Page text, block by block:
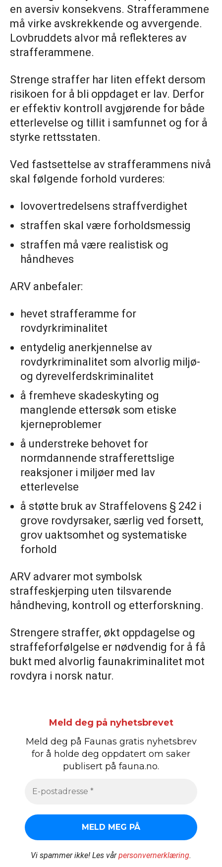
en aversiv konsekvens. Strafferammene
må virke avskrekkende og avvergende.
Lovbruddets alvor må reflekteres av
strafferammene.
Strenge straffer har liten effekt dersom
risikoen for å bli oppdaget er lav. Derfor
er effektiv kontroll avgjørende for både
etterlevelse og tillit i samfunnet og for å
styrke rettsstaten.
Ved fastsettelse av strafferammens nivå
skal følgende forhold vurderes:
lovovertredelsens straffverdighet
straffen skal være forholdsmessig
straffen må være realistisk og
håndheves
ARV anbefaler:
hevet strafferamme for
rovdyrkriminalitet
entydelig anerkjennelse av
rovdyrkriminalitet som alvorlig miljø-
og dyrevelferdskriminalitet
å fremheve skadeskyting og
manglende ettersøk som etiske
kjerneproblemer
å understreke behovet for
normdannende strafferettslige
reaksjoner i miljøer med lav
etterlevelse
å støtte bruk av Straffelovens § 242 i
grove rovdyrsaker, særlig ved forsett,
grov uaktsomhet og systematiske
forhold
ARV advarer mot symbolsk
straffeskjerping uten tilsvarende
håndheving, kontroll og etterforskning.
Strengere straffer, økt oppdagelse og
straffeforfølgelse er nødvendig for å få
bukt med alvorlig faunakriminalitet mot
rovdyra i norsk natur.
Meld deg på nyhetsbrevet
Meld deg på Faunas gratis nyhetsbrev
for å holde deg oppdatert om saker
publisert på fauna.no.
Vi spammer ikke! Les vårpersonvernerklæring.